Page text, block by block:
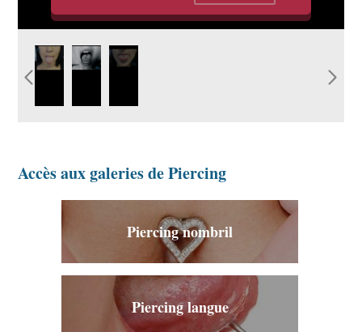
image-piercing-
langue-bouche.jpg
photo-piercing-
langue-
photo-piercing-
Accès aux galeries de Piercing
Piercing nombril
Piercing langue